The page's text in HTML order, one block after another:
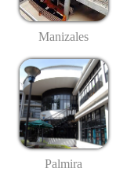
Manizales
Palmira